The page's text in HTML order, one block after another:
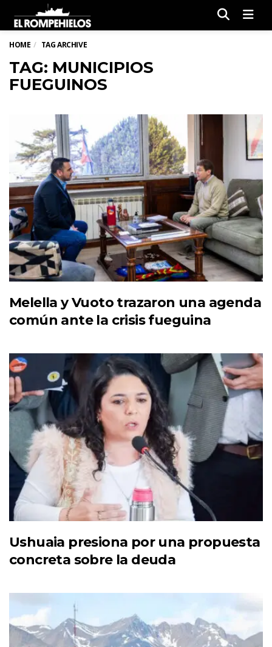
HOME TAG ARCHIVE
TAG: MUNICIPIOS
FUEGUINOS
Melella y Vuoto trazaron una agenda
común ante la crisis fueguina
Ushuaia presiona por una propuesta
concreta sobre la deuda